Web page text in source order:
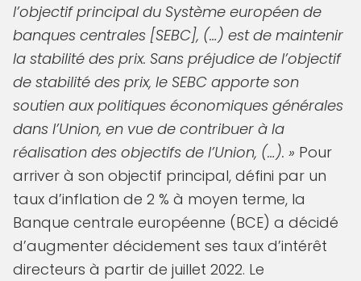
l’objectif principal du Système européen de
banques centrales [SEBC], (…) est de maintenir
la stabilité des prix. Sans préjudice de l’objectif
de stabilité des prix, le SEBC apporte son
soutien aux politiques économiques générales
dans l’Union, en vue de contribuer à la
réalisation des objectifs de l’Union, (…). » Pour
arriver à son objectif principal, défini par un
taux d’inflation de 2 % à moyen terme, la
Banque centrale européenne (BCE) a décidé
d’augmenter décidement ses taux d’intérêt
directeurs à partir de juillet 2022. Le